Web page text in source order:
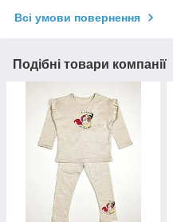
Всі умови повернення
Подібні товари компанії